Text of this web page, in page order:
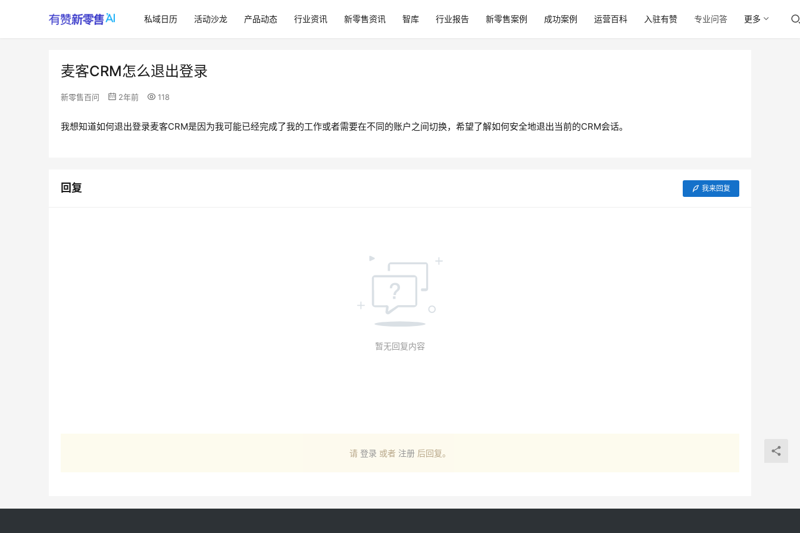
私域日历 活动沙龙 产品动态 行业资讯 新零售资讯 智库 行业报告 新零售案例 成功案例 运营百科 入驻有赞 专业问答 更多
麦客CRM怎么退出登录
新零售百问 2年前 118
我想知道如何退出登录麦客CRM是因为我可能已经完成了我的工作或者需要在不同的账户之间切换，希望了解如何安全地退出当前的CRM会话。
回复 我来回复
暂无回复内容
请 登录 或者 注册 后回复。